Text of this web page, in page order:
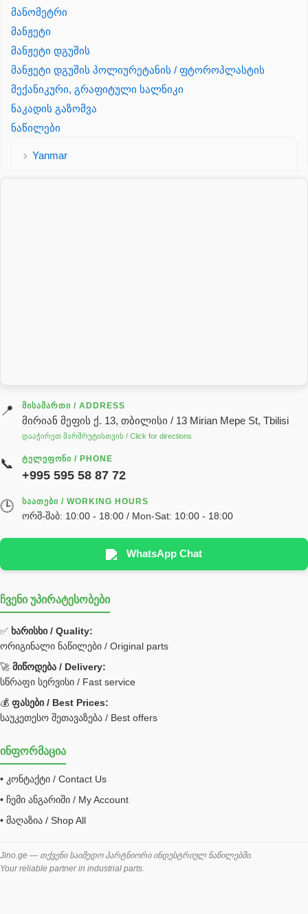
მანომეტრი
მანჟეტი
მანჟეტი დგუშის
მანჟეტი დგუშის პოლიურეტანის / ფტოროპლასტის
მექანიკური, გრაფიტული სალნიკი
ნაკადის გაზომვა
ნაწილები
Yanmar
გადაცემათა კოლოფის ზეთი( კარობკის ზეთი)
ძრავის ზეთი
ჰიდრავლიკის ზეთი
реек
სხადასხვა
Hyva
უჟანგავი ფოლადი
Bobcat ფილტრი
Caterpillar ფილტრი
JCB ფილტრი
ქვაბი გათბობა მილები
შემაერთებელი / გადამყვანი UNF ORFS
შემაერთებელი BSPP /გადამყვანი
შესაფუთი მანქანა ვაკუმით
შლანგი
საწვავის შლანგი
📍 ᲛᲘᲡᲐᲛᲐᲠᲗᲘ / ADDRESS
მირიან მეფის ქ. 13, თბილისი / 13 Mirian Mepe St, Tbilisi
დააჭირეთ მარშრუტისთვის / Click for directions
📞 ᲢᲔᲚᲔᲤᲝᲜᲘ / PHONE
+995 595 58 87 72
🕒 ᲡᲐᲐᲗᲔᲑᲘ / WORKING HOURS
ორშ-შაბ: 10:00 - 18:00 / Mon-Sat: 10:00 - 18:00
WhatsApp Chat
ჩვენი უპირატესობები
✅ ხარისხი / Quality:
ორიგინალი ნაწილები / Original parts
🚀 მიწოდება / Delivery:
სწრაფი სერვისი / Fast service
💰 ფასები / Best Prices:
საუკეთესო შეთავაზება / Best offers
ინფორმაცია
• კონტაქტი / Contact Us
• ჩემი ანგარიში / My Account
• მაღაზია / Shop All
Jino.ge — თქვენი საიმედო პარტნიორი ინდუსტრიულ ნაწილებში.
Your reliable partner in industrial parts.